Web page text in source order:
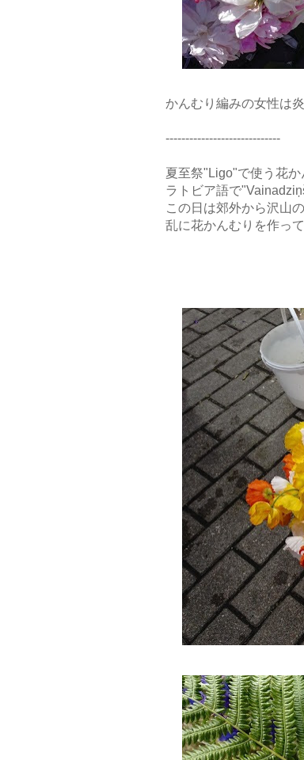
かんむり編みの女性は
-----------------------------
夏至祭"Ligo"で使う花か
ラトビア語で
この日は郊外から沢山
乱に花かんむりを作って